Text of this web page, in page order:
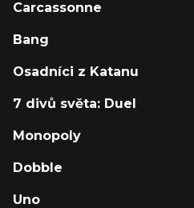
Carcassonne
Bang
Osadníci z Katanu
7 divů světa: Duel
Monopoly
Dobble
Uno